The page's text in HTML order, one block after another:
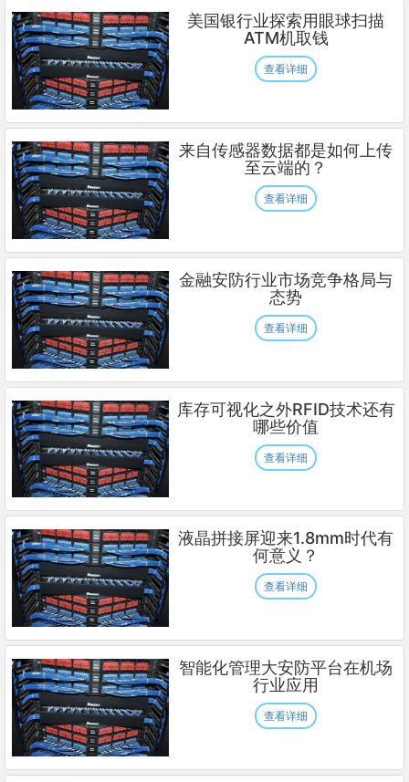
美国银行业探索用眼球扫描
ATM机取钱
查看详细
来自传感器数据都是如何上传
至云端的？
查看详细
金融安防行业市场竞争格局与
态势
查看详细
库存可视化之外RFID技术还有
哪些价值
查看详细
液晶拼接屏迎来1.8mm时代有
何意义？
查看详细
智能化管理大安防平台在机场
行业应用
查看详细